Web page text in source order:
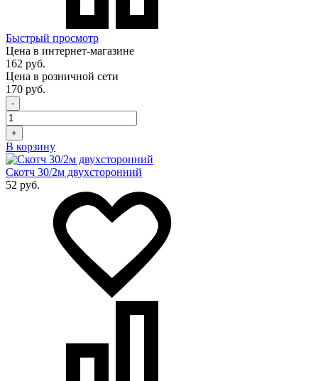
Быстрый просмотр
Цена в интернет-магазине
162 руб.
Цена в розничной сети
170 руб.
-
+
В корзину
Скотч 30/2м двухсторонний
52 руб.